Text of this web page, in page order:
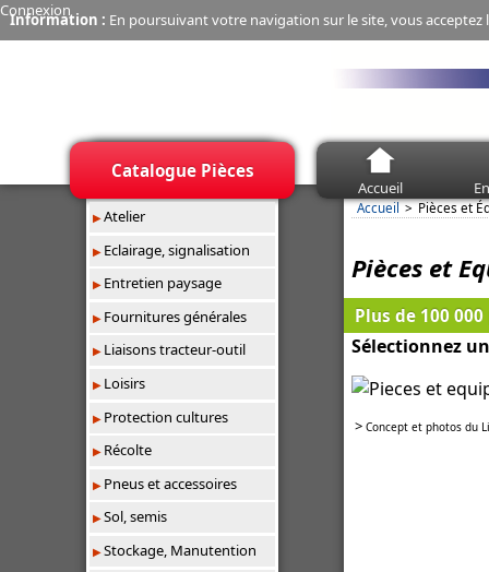
Information : En poursuivant votre navigation sur le site, vous
Connexion
Accueil
Catalogue Pièces
Atelier
Eclairage, signalisation
Entretien paysage
Fournitures générales
Liaisons tracteur-outil
Loisirs
Protection cultures
Récolte
Pneus et accessoires
Sol, semis
Stockage, Manutention
Accueil Pièces et
Pièces et
Plus de 100
Sélectionnez
> Concept et photos du